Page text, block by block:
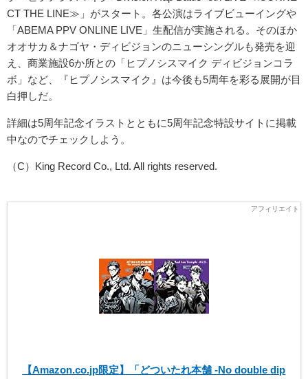
CT THE LINE≫」がスタート。各公演はライブビューイングや
「ABEMA PPV ONLINE LIVE」生配信が実施される。そのほか
オオサカ＆ナゴヤ・ディビジョンのニューシングルも発売を迎
え、商業施設6か所との「ヒプノシスマイク ディビジョンコラ
ボ」など、『ヒプノシスマイク』は今後も5周年を彩る展開が目
白押しだ。
詳細は5周年記念イラストとともに5周年記念特設サイトに掲載
中なのでチェックしよう。
（C）King Record Co., Ltd. All rights reserved.
【Amazon.co.jp限定】「どついたれ本舗 -No double dip